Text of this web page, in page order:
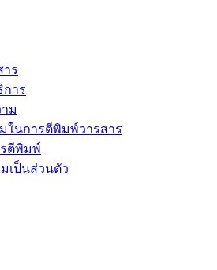
าร
าร
ม
ในการตีพิมพ์วารสาร
ตีพิมพ์
เป็นส่วนตัว